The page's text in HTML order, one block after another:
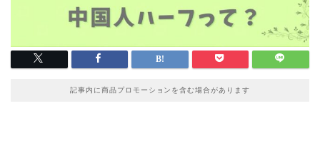
記事内に商品プロモーションを含む場合があります